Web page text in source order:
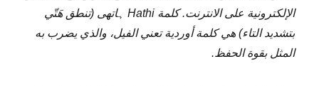
الإلكترونية على الانترنت. كلمة Hathi ہاتھی (تنطق هَتّي
بتشديد التاء) هي كلمة أوردية تعني الفيل، والذي يضرب به
المثل بقوة الحفظ.